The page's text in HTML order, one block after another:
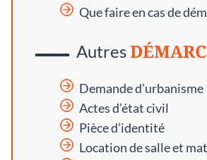
Que faire en cas de
Autres
Demande d’urbanisme
Actes d’état civil
Pièce d’identité
Location de salle et